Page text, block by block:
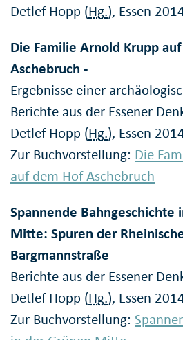
Detlef Hopp (Hg.), Essen
Die Familie Arnold Krupp
Aschebruch -
Ergebnisse einer
Berichte aus der Essener
Detlef Hopp (Hg.), Essen
Zur Buchvorstellung: Die
auf dem Hof Aschebruch
Spannende Bahngeschichte
Mitte: Spuren der
Bargmannstraße
Berichte aus der Essener
Detlef Hopp (Hg.), Essen
Zur Buchvorstellung: